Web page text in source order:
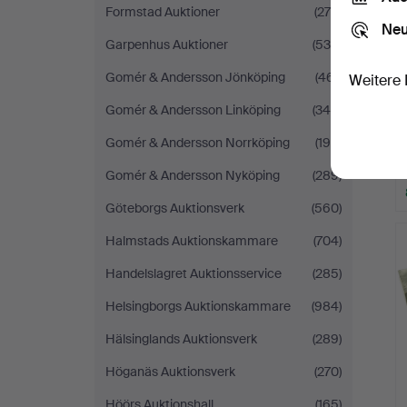
Formstad Auktioner
(279)
Garpenhus Auktioner
(539)
Gomér & Andersson Jönköping
(461)
Gomér & Andersson Linköping
(345)
Gomér & Andersson Norrköping
(194)
Gomér & Andersson Nyköping
(289)
Göteborgs Auktionsverk
(560)
Halmstads Auktionskammare
(704)
Handelslagret Auktionsservice
(285)
Helsingborgs Auktionskammare
(984)
Hälsinglands Auktionsverk
(289)
Höganäs Auktionsverk
(270)
Weitere